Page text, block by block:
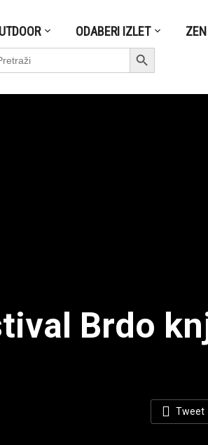
ODABERI IZLET
Search Button
Brdo
Tweet